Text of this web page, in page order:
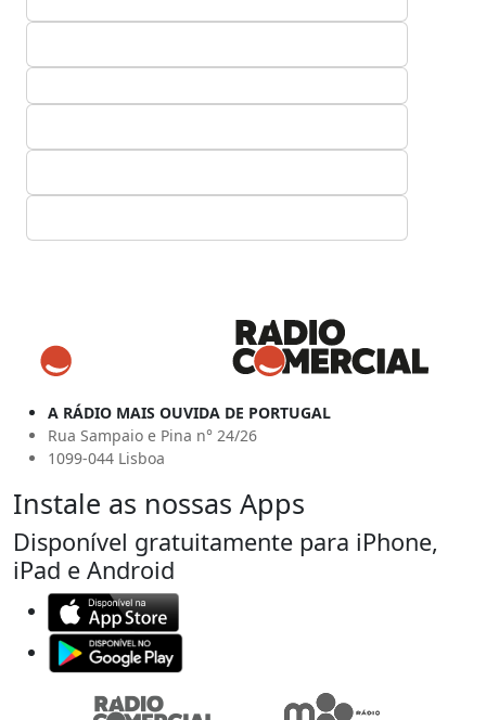
A RÁDIO MAIS OUVIDA DE PORTUGAL
Rua Sampaio e Pina n° 24/26
1099-044 Lisboa
Instale as nossas Apps
Disponível gratuitamente para iPhone,
iPad e Android